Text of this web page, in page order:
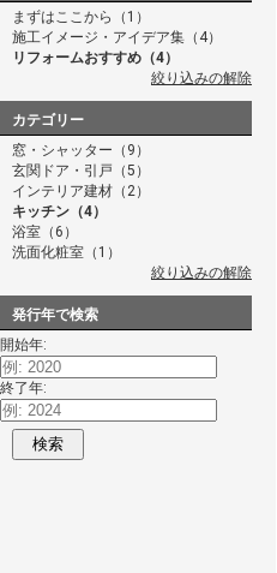
まずはここから（1）
施工イメージ・アイデア集（4）
リフォームおすすめ（4）
絞り込みの解除
カテゴリー
窓・シャッター（9）
玄関ドア・引戸（5）
インテリア建材（2）
キッチン（4）
浴室（6）
洗面化粧室（1）
絞り込みの解除
発行年で検索
開始年:
終了年:
検索